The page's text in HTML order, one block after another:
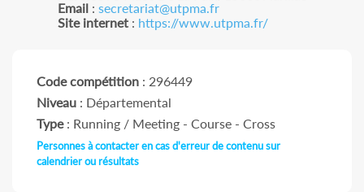
Email: secretariat@utpma.fr
Site internet: https://www.utpma.fr/
Code compétition : 296449
Niveau : Départemental
Type: Running / Meeting - Course - Cross
Personnes à contacter en cas d'erreur de contenu sur
calendrier ou résultats